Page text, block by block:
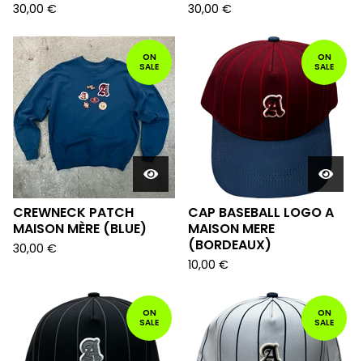
30,00 € 30,00 €
ON
SALE
CREWNECK PATCH
MAISON MÈRE (BLUE)
30,00 €
ON
SALE
CAP BASEBALL LOGO A
MAISON MERE
(BORDEAUX)
10,00 €
ON
SALE
ON
SALE